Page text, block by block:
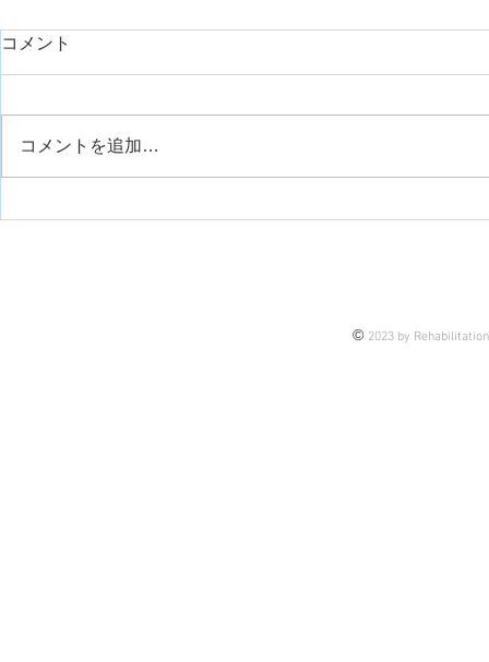
運動観察療法について
コメント
コメントを追加…
© 2023 by